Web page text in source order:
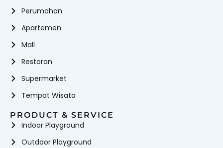
Perumahan
Apartemen
Mall
Restoran
Supermarket
Tempat Wisata
PRODUCT & SERVICE
Indoor Playground
Outdoor Playground